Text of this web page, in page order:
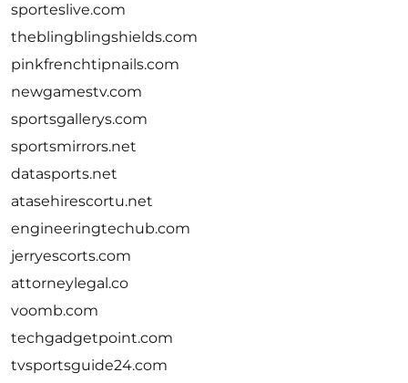
sporteslive.com
theblingblingshields.com
pinkfrenchtipnails.com
newgamestv.com
sportsgallerys.com
sportsmirrors.net
datasports.net
atasehirescortu.net
engineeringtechub.com
jerryescorts.com
attorneylegal.co
voomb.com
techgadgetpoint.com
tvsportsguide24.com